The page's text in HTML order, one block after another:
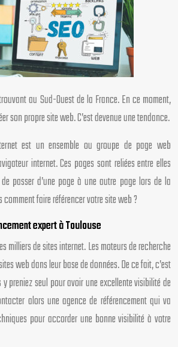
au Sud-Ouest de la France. En ce moment,
son propre site web. C’est devenue une tendance.
est un ensemble ou groupe de page web
internet. Ces pages sont reliées entre elles
passer d’une page à une autre page lors de la
faire référencer votre site web ?
expert à Toulouse
milliers de sites internet. Les moteurs de recherche
web dans leur base de données. De ce fait, c’est
preniez seul pour avoir une excellente visibilité de
alors une agence de référencement qui va
pour accorder une bonne visibilité à votre